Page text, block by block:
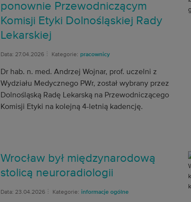
ponownie Przewodniczącym
Komisji Etyki Dolnośląskiej Rady
Lekarskiej
Data: 27.04.2026 Kategorie: pracownicy
Dr hab. n. med. Andrzej Wojnar, prof. uczelni z
Wydziału Medycznego PWr, został wybrany przez
Dolnośląską Radę Lekarską na Przewodniczącego
Komisji Etyki na kolejną 4-letnią kadencję.
Wrocław był międzynarodową
stolicą neuroradiologii
Data: 23.04.2026 Kategorie: informacje ogólne